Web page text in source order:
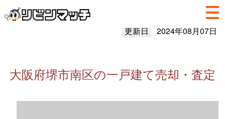
更新日 2024年08月07日
大阪府堺市南区の一戸建て売却・査定